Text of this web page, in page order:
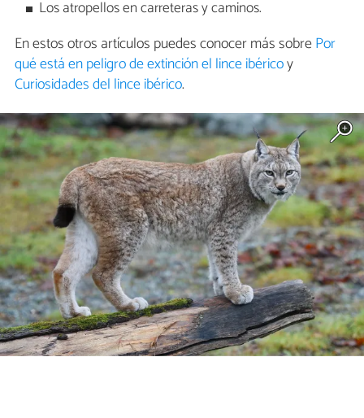
Los atropellos en carreteras y caminos.
En estos otros artículos puedes conocer más sobrePor
qué está en peligro de extinción el lince ibéricoy
Curiosidades del lince ibérico.